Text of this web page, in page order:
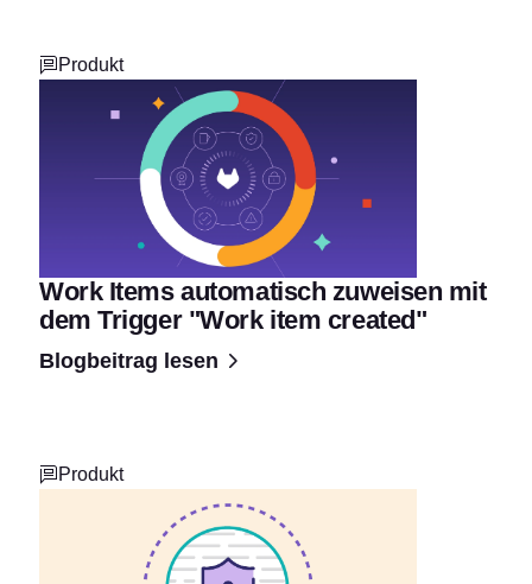
Produkt
Work Items automatisch zuweisen mit
dem Trigger "Work item created"
Blogbeitrag lesen
Produkt